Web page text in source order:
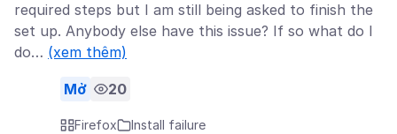
required steps but I am still being asked to finish the
set up. Anybody else have this issue? If so what do I
do… (xem thêm)
Mở 20
Firefox
Install failure